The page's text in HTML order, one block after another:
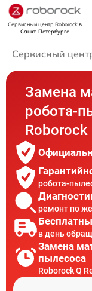
Сервисный центр Roborockв
Санкт-Петербурге
Сервисный
Замена
робота-
Roborock
робота-
ремонт по
в день
Замена
пылесоса
Roborock Q